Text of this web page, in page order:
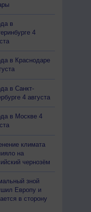
в
4
в Краснодаре
в Санкт-
4 августа
в Москве 4
климата
на
чернозём
зной
Европу и
в сторону